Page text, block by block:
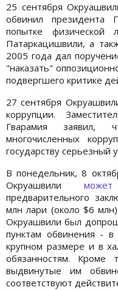
25 сентября
обвинил президента
попытке физической
Патаркацишвили, а
2005 года дал
"наказать"
подвергшего критике
27 сентября
коррупции.
Гварамия заявил,
многочисленных
государству серьезный
В понедельник, 8
Окруашвили
предварительного
млн лари (около $6
Окруашвили был
пунктам обвинения - в
крупном размере и в
обязанностям. Кроме
выдвинутые им
соответствуют